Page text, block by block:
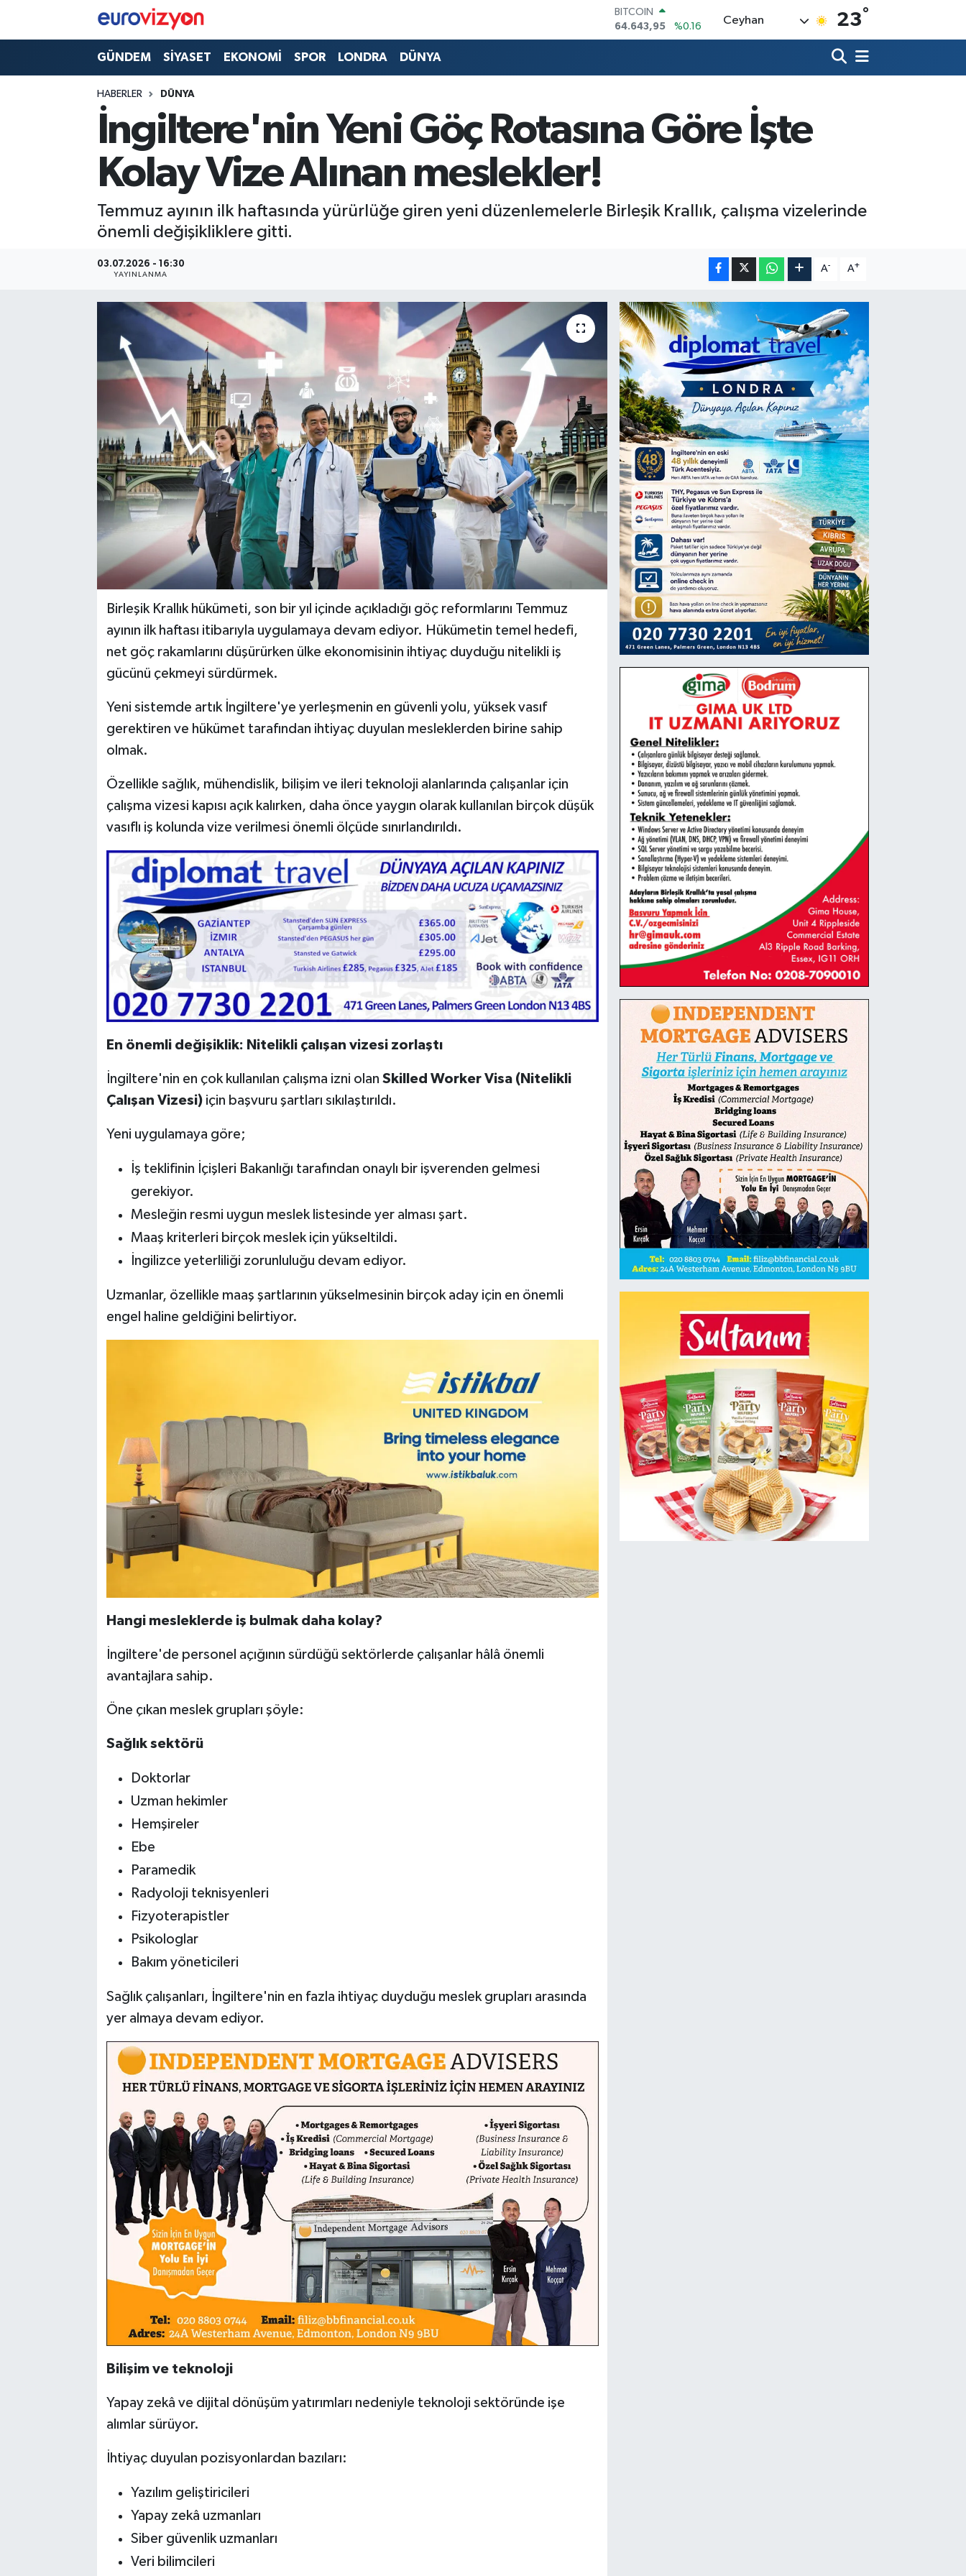
DOLAR
47,6704
%0
EURO
%0.12
BİST100
13.799
%70
Ceyhan 23°
GÜNDEM SİYASET EKONOMİ SPOR LONDRA DÜNYA
HABERLER DÜNYA
İngiltere'nin Yeni Göç Rotasına Göre İşte
Kolay Vize Alınan meslekler!
Temmuz ayının ilk haftasında yürürlüğe giren yeni düzenlemelerle Birleşik Krallık, çalışma vizelerinde
önemli değişikliklere gitti.
03.07.2026 - 16:30
YAYINLANMA
A- A+
Birleşik Krallık hükümeti, son bir yıl içinde açıkladığı göç reformlarını Temmuz
ayının ilk haftası itibarıyla uygulamaya devam ediyor. Hükümetin temel hedefi,
net göç rakamlarını düşürürken ülke ekonomisinin ihtiyaç duyduğu nitelikli iş
gücünü çekmeyi sürdürmek.
Yeni sistemde artık İngiltere'ye yerleşmenin en güvenli yolu, yüksek vasıf
gerektiren ve hükümet tarafından ihtiyaç duyulan mesleklerden birine sahip
olmak.
Özellikle sağlık, mühendislik, bilişim ve ileri teknoloji alanlarında çalışanlar için
çalışma vizesi kapısı açık kalırken, daha önce yaygın olarak kullanılan birçok düşük
vasıflı iş kolunda vize verilmesi önemli ölçüde sınırlandırıldı.
En önemli değişiklik: Nitelikli çalışan vizesi zorlaştı
İngiltere'nin en çok kullanılan çalışma izni olan Skilled Worker Visa (Nitelikli
Çalışan Vizesi)için başvuru şartları sıkılaştırıldı.
Yeni uygulamaya göre;
İş teklifinin İçişleri Bakanlığı tarafından onaylı bir işverenden gelmesi
gerekiyor.
Mesleğin resmi uygun meslek listesinde yer alması şart.
Maaş kriterleri birçok meslek için yükseltildi.
İngilizce yeterliliği zorunluluğu devam ediyor.
Uzmanlar, özellikle maaş şartlarının yükselmesinin birçok aday için en önemli
engel haline geldiğini belirtiyor.
Hangi mesleklerde iş bulmak daha kolay?
İngiltere'de personel açığının sürdüğü sektörlerde çalışanlar hâlâ önemli
avantajlara sahip.
Öne çıkan meslek grupları şöyle:
Sağlık sektörü
Doktorlar
Uzman hekimler
Hemşireler
Ebe
Paramedik
Radyoloji teknisyenleri
Fizyoterapistler
Psikologlar
Bakım yöneticileri
Sağlık çalışanları, İngiltere'nin en fazla ihtiyaç duyduğu meslek grupları arasında
yer almaya devam ediyor.
Bilişim ve teknoloji
Yapay zekâ ve dijital dönüşüm yatırımları nedeniyle teknoloji sektöründe işe
alımlar sürüyor.
İhtiyaç duyulan pozisyonlardan bazıları:
Yazılım geliştiricileri
Yapay zekâ uzmanları
Siber güvenlik uzmanları
Veri bilimcileri